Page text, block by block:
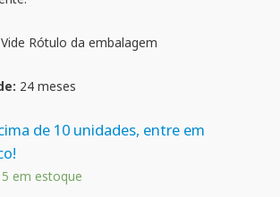
Vide Rótulo da embalagem
24 meses
de 10 unidades, entre em
5 em estoque